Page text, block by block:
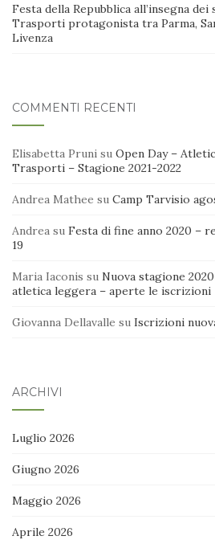
Festa della Repubblica all’insegna
Trasporti protagonista tra Parma,
Livenza
COMMENTI RECENTI
Elisabetta Pruni su Open Day –
Trasporti – Stagione 2021-2022
Andrea Mathee su Camp Tarvisio
Andrea su Festa di fine anno 2020 –
19
Maria Iaconis su Nuova stagione
atletica leggera – aperte le iscrizioni
Giovanna Dellavalle su Iscrizioni
ARCHIVI
Luglio 2026
Giugno 2026
Maggio 2026
Aprile 2026